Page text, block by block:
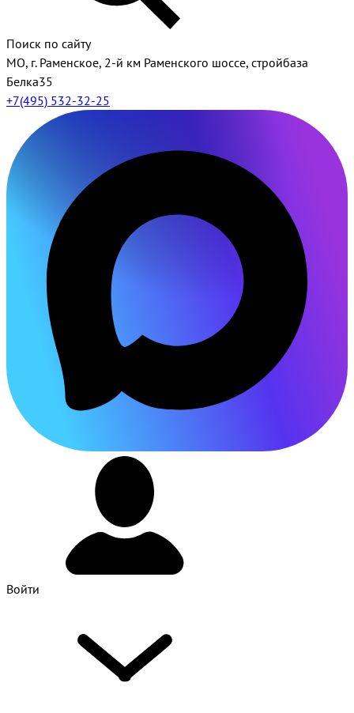
Поиск по сайту
МО, г. Раменское, 2-й км Раменского шоссе, стройбаза
Белка35
+7(495) 532-32-25
Войти